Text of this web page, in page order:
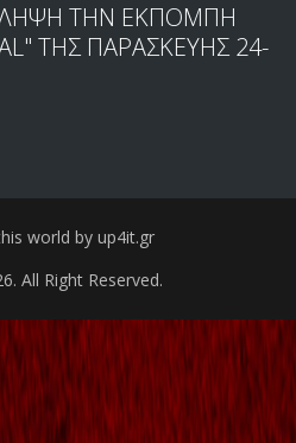
ΤΗΝ ΕΚΠΟΜΠΗ
ΤΗΣ ΠΑΡΑΣΚΕΥΗΣ 24-
world by up4it.gr
All Right Reserved.